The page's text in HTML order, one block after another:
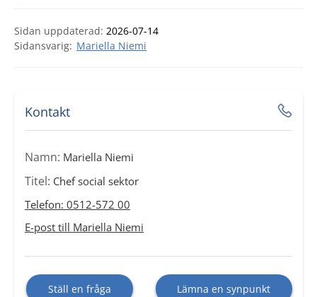
Sidan uppdaterad: 2026-07-14
Mariella Niemi
Kontakt
Namn: Mariella Niemi
Titel: Chef social sektor
Telefon: 0512-572 00
E-post till Mariella Niemi
Ställ en fråga Lämna en synpunkt